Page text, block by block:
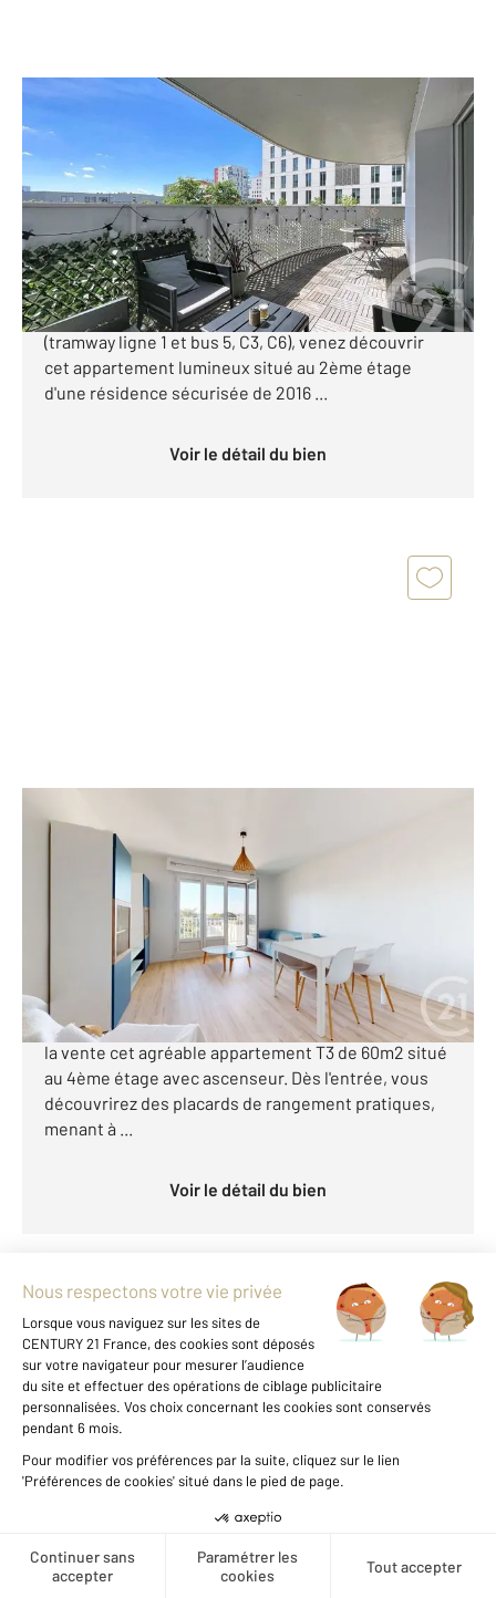
Créer une alerte
64,87 m
Ref : 56193
Appartement T3 à vendre
285 000 €
Nantes Gare Sud - Proche des bords de Loire Au
pied des commerces, des écoles et des transports
(tramway ligne 1 et bus 5, C3, C6), venez découvrir
cet appartement lumineux situé au 2ème étage
d'une résidence sécurisée de 2016 ...
Voir le détail du bien
NANTES 44
60 m
, 3 pièces
Ref : 38950
Appartement T3 à vendre
172 000 €
Nantes Secteur Longchamp, rue Hector Berlioz
Votre agence Century 21 Longchamp vous propose à
la vente cet agréable appartement T3 de 60m2 situé
au 4ème étage avec ascenseur. Dès l'entrée, vous
découvrirez des placards de rangement pratiques,
menant à ...
Voir le détail du bien
NANTES 44
93 m , 4 pièces
Voir les prix au m2 de cette
zone